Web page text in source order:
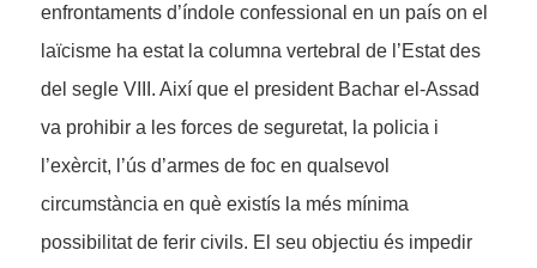
enfrontaments d’índole confessional en un país on el
laïcisme ha estat la columna vertebral de l’Estat des
del segle VIII. Així que el president Bachar el-Assad
va prohibir a les forces de seguretat, la policia i
l’exèrcit, l’ús d’armes de foc en qualsevol
circumstància en què existís la més mínima
possibilitat de ferir civils. El seu objectiu és impedir